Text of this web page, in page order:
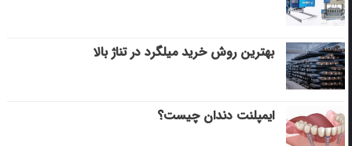
بهترین روش خرید میلگرد در تناژ بالا
ایمپلنت دندان چیست؟